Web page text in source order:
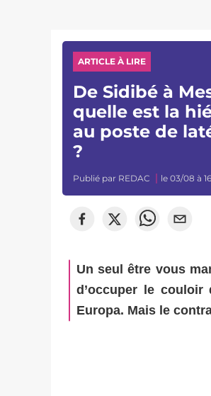
ARTICLE À LIRE
De Sidibé à
quelle est la
au poste de
?
Publié par REDAC le 03/08 à
Un seul être vous
d’occuper le
Europa. Mais le